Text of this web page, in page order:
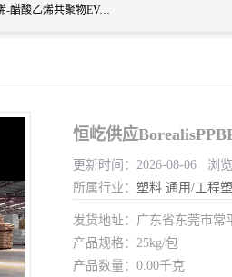
东莞市恒屹国际贸易有限公司（简称：恒屹国际）是一家石化原料综合营销服务商，主营产品乙烯-醋酸乙烯共聚物EVA、聚酰胺PA（尼龙）、醚酯型热塑弹性体TPEE等，公司秉承以市场为导向的战略思想，致力于大宗石化原料在中国市场的营销服务业务，为客户提供一站式的全面服务。
恒屹供应
更新时间：2026-08-06 浏
所属行业： 塑料 通用/工程
发货地址：广东省东莞市常
产品规格：25kg/包
产品数量：0.00千克